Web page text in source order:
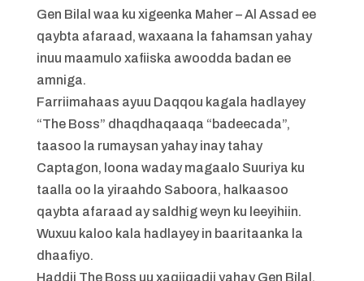
Gen Bilal waa ku xigeenka Maher – Al Assad ee
qaybta afaraad, waxaana la fahamsan yahay
inuu maamulo xafiiska awoodda badan ee
amniga.
Farriimahaas ayuu Daqqou kagala hadlayey
“The Boss” dhaqdhaqaaqa “badeecada”,
taasoo la rumaysan yahay inay tahay
Captagon, loona waday magaalo Suuriya ku
taalla oo la yiraahdo Saboora, halkaasoo
qaybta afaraad ay saldhig weyn ku leeyihiin.
Wuxuu kaloo kala hadlayey in baaritaanka la
dhaafiyo.
Haddii The Boss uu xaqiiqadii yahay Gen Bilal,